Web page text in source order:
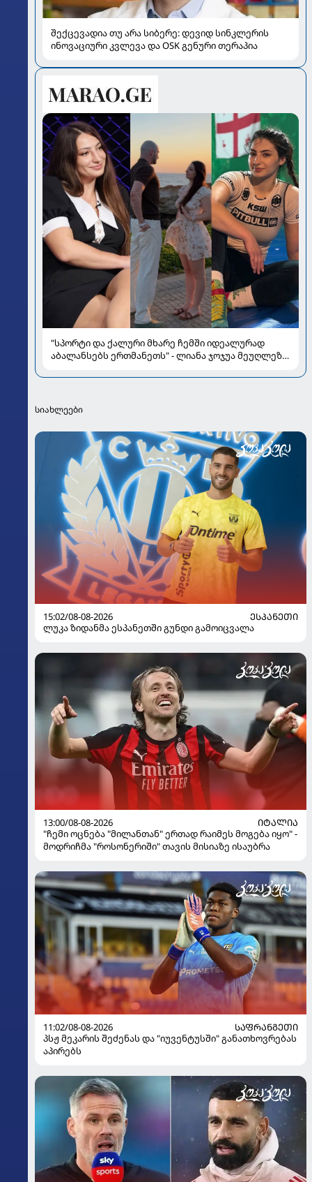
შექცევადია თუ არა სიბერე: დევიდ სინკლერის
ინოვაციური კვლევა და OSK გენური თერაპია
"სპორტი და ქალური მხარე ჩემში იდეალურად
აბალანსებს ერთმანეთს" - ლიანა ჯოჯუა მეუღლეზე,
სიახლეები
15:02/08-08-2026
ᲔᲡᲞᲐᲜᲔᲗᲘ
ლუკა ზიდანმა ესპანეთში გუნდი გამოიცვალა
13:00/08-08-2026
ᲘᲢᲐᲚᲘᲐ
"ჩემი ოცნება "მილანთან" ერთად რაიმეს მოგება იყო" -
მოდრიჩმა "როსონერიში" თავის მისიაზე ისაუბრა
11:02/08-08-2026
ᲡᲐᲤᲠᲐᲜᲒᲔᲗᲘ
პსჟ მეკარის შეძენას და "იუვენტუსში" განათხოვრებას
აპირებს